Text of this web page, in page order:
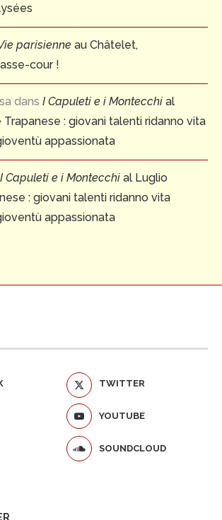
parisienne au Châtelet,
cour !
dans I Capuleti e i Montecchi al
Trapanese : giovani talenti ridanno vita
appassionata
I Capuleti e i Montecchi al Luglio
: giovani talenti ridanno vita
appassionata
TWITTER
YOUTUBE
SOUNDCLOUD